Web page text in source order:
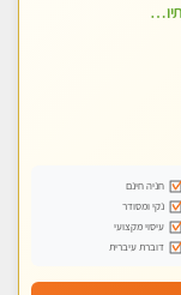
מעסות מקצועיות ואיכותיות במקום פרטי
חניה חינם
נקי ומסודר
עיסוי מקצועי
דוברת עיברית